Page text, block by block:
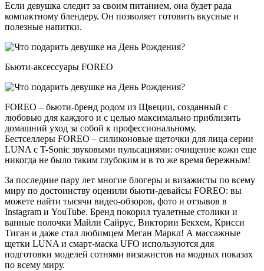
Если девушка следит за своим питанием, она будет рада
компактному блендеру. Он позволяет готовить вкусные и
полезные напитки.
Бьюти-аксессуары FOREO
FOREO – бьюти-бренд родом из Щвеции, созданный с
любовью для каждого и с целью максимально приблизить
домашний уход за собой к профессиональному.
Бестселлеры FOREO – силиконовые щеточки для лица серии
LUNA с T-Sonic звуковыми пульсациями: очищение кожи еще
никогда не было таким глубоким и в то же время бережным!
За последние пару лет многие блогеры и визажисты по всему
миру по достоинству оценили бьюти-девайсы FOREO: вы
можете найти тысячи видео-обзоров, фото и отзывов в
Instagram и YouTube. Бренд покорил туалетные столики и
ванные полочки Майли Сайрус, Виктории Бекхем, Крисси
Тиган и даже стал любимцем Меган Маркл! А массажные
щетки LUNA и смарт-маска UFO используются для
подготовки моделей сотнями визажистов на модных показах
по всему миру.